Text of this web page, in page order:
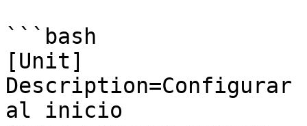
```bash
[Unit]
al inicio